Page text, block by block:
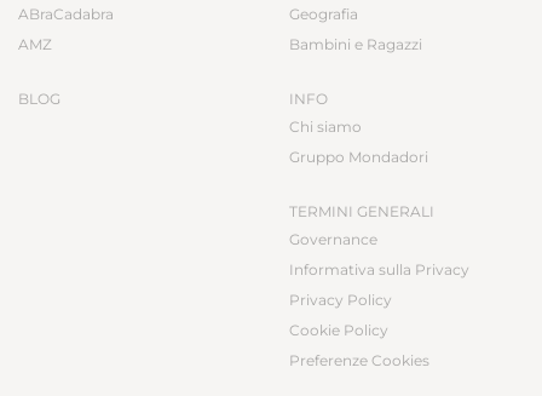
ABraCadabra
AMZ
BLOG
Geografia
Bambini e Ragazzi
INFO
Chi siamo
Gruppo Mondadori
TERMINI GENERALI
Governance
Informativa sulla Privacy
Privacy Policy
Cookie Policy
Preferenze Cookies